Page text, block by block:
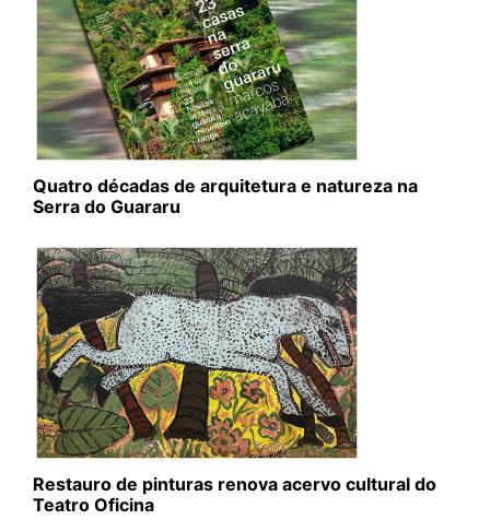
Quatro décadas de arquitetura e natureza na
Serra do Guararu
Restauro de pinturas renova acervo cultural do
Teatro Oficina